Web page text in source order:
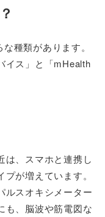
種類があります。
イス」と「mHealth
は、スマホと連携し
が増えています。
ルスオキシメーター
も、脳波や筋電図な